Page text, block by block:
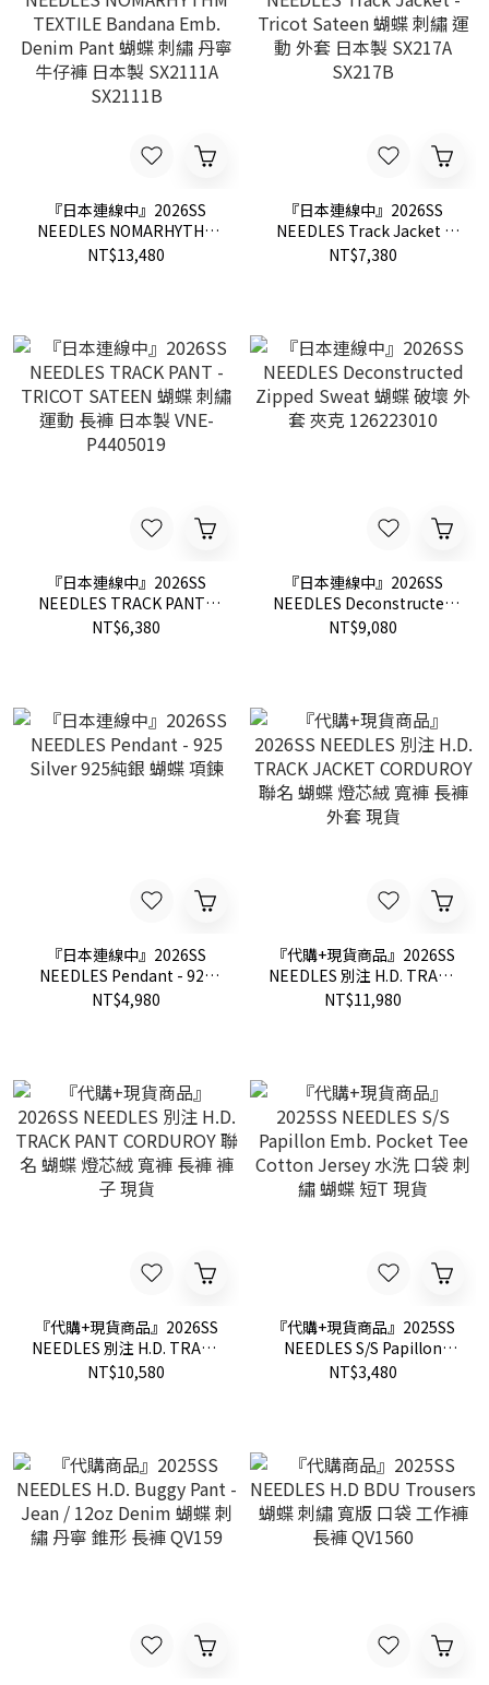
『日本連線中』2026SS
NEEDLES NOMARHYTHM
TEXTILE Bandana Emb.
NT$13,480
『日本連線中』2026SS
NEEDLES Track Jacket -
Tricot Sateen 蝴蝶 刺繡 運
NT$7,380
『日本連線中』2026SS
NEEDLES TRACK PANT -
TRICOT SATEEN 蝴蝶 刺繡
NT$6,380
『日本連線中』2026SS
NEEDLES Deconstructed
Zipped Sweat 蝴蝶 破壞 外
NT$9,080
『日本連線中』2026SS
NEEDLES Pendant - 925
Silver 925純銀 蝴蝶 項鍊
NT$4,980
『代購+現貨商品』2026SS
NEEDLES 別注 H.D. TRACK
JACKET CORDUROY 聯名
NT$11,980
『代購+現貨商品』2026SS
NEEDLES 別注 H.D. TRACK
PANT CORDUROY 聯名 蝴
NT$10,580
『代購+現貨商品』2025SS
NEEDLES S/S Papillon
Emb. Pocket Tee Cotton
NT$3,480